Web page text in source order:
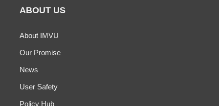
ABOUT US
About IMVU
Our Promise
News
User Safety
Policy Hub